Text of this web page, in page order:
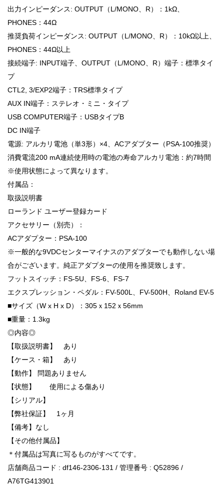
出力インピーダンス: OUTPUT（L/MONO、R）：1kΩ、
PHONES：44Ω
推奨負荷インピーダンス: OUTPUT（L/MONO、R）：10kΩ以上、
PHONES：44Ω以上
接続端子: INPUT端子、OUTPUT（L/MONO、R）端子：標準タイ
プ
CTL2, 3/EXP2端子：TRS標準タイプ
AUX IN端子：ステレオ・ミニ・タイプ
USB COMPUTER端子：USBタイプB
DC IN端子
電源: アルカリ電池（単3形）×4、ACアダプター（PSA-100推奨）
消費電流200 mA連続使用時の電池の寿命アルカリ電池：約7時間
※使用状態によって異なります。
付属品：
取扱説明書
ローランド ユーザー登録カード
アクセサリー（別売）：
ACアダプター：PSA-100
※一般的な9VDCセンターマイナスのアダプターでも動作しない場
合がございます。純正アダプターの使用を推奨致します。
フットスイッチ：FS-5U、FS-6、FS-7
エクスプレッション・ペダル：FV-500L、FV-500H、Roland EV-5
■サイズ（W x H x D）：305ｘ152ｘ56mm
■重量：1.3kg
◎内容◎
【取扱説明書】 あり
【ケース・箱】 あり
【動作】 問題ありません
【状態】 使用による傷あり
【シリアル】
【弊社保証】 1ヶ月
【備考】なし
【その他付属品】
＊付属品は写真に写るものがすべてです。
店舗商品コード : df146-2306-131 / 管理番号 : Q52896 /
A76TG413901